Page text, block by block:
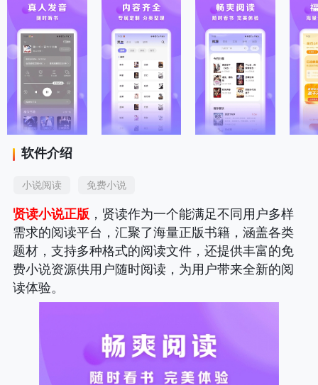
软件介绍
小说阅读 免费小说
贤读小说正版 ，贤读作为一个能满足不同用户多样
需求的阅读平台，汇聚了海量正版书籍，涵盖各类
题材，支持多种格式的阅读文件，还提供丰富的免
费小说资源供用户随时阅读，为用户带来全新的阅
读体验。